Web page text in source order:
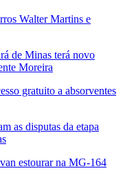
Walter Martins e
de Minas terá novo
Moreira
gratuito a absorventes
as disputas da etapa
estourar na MG-164